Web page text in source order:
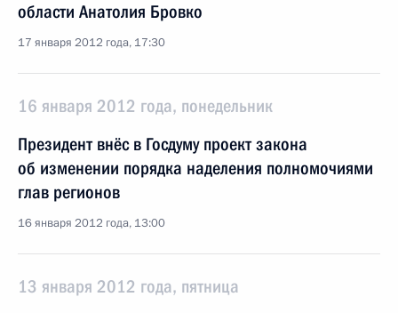
области Анатолия Бровко
17 января 2012 года, 17:30
16 января 2012 года, понедельник
Президент внёс в Госдуму проект закона
об изменении порядка наделения полномочиями
глав регионов
16 января 2012 года, 13:00
13 января 2012 года, пятница